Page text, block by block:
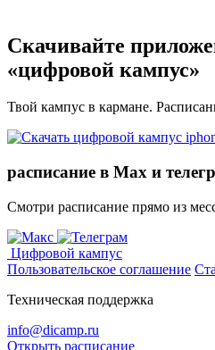
Скачивайте
«цифровой кампус»
Твой кампус в кармане.
расписание в Max и
Смотри расписание прямо из
Цифровой кампус
Пользовательское соглашение
Техническая поддержка
info@dicamp.ru
Открыть расписание